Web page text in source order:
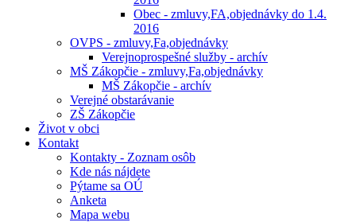
Obec - zmluvy,FA,objednávky do 1.4.
2016
OVPS - zmluvy,Fa,objednávky
Verejnoprospešné služby - archív
MŠ Zákopčie - zmluvy,Fa,objednávky
MŠ Zákopčie - archív
Verejné obstarávanie
ZŠ Zákopčie
Život v obci
Kontakt
Kontakty - Zoznam osôb
Kde nás nájdete
Pýtame sa OÚ
Anketa
Mapa webu